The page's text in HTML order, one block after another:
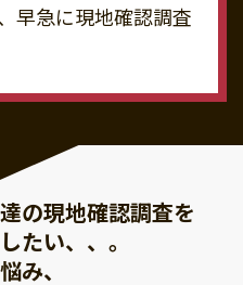
早急に現地確認調査
の現地確認調査を
たい、、。
み、